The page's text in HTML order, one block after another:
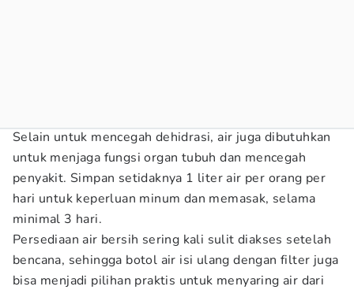
Selain untuk mencegah dehidrasi, air juga dibutuhkan
untuk menjaga fungsi organ tubuh dan mencegah
penyakit. Simpan setidaknya 1 liter air per orang per
hari untuk keperluan minum dan memasak, selama
minimal 3 hari.
Persediaan air bersih sering kali sulit diakses setelah
bencana, sehingga botol air isi ulang dengan filter juga
bisa menjadi pilihan praktis untuk menyaring air dari